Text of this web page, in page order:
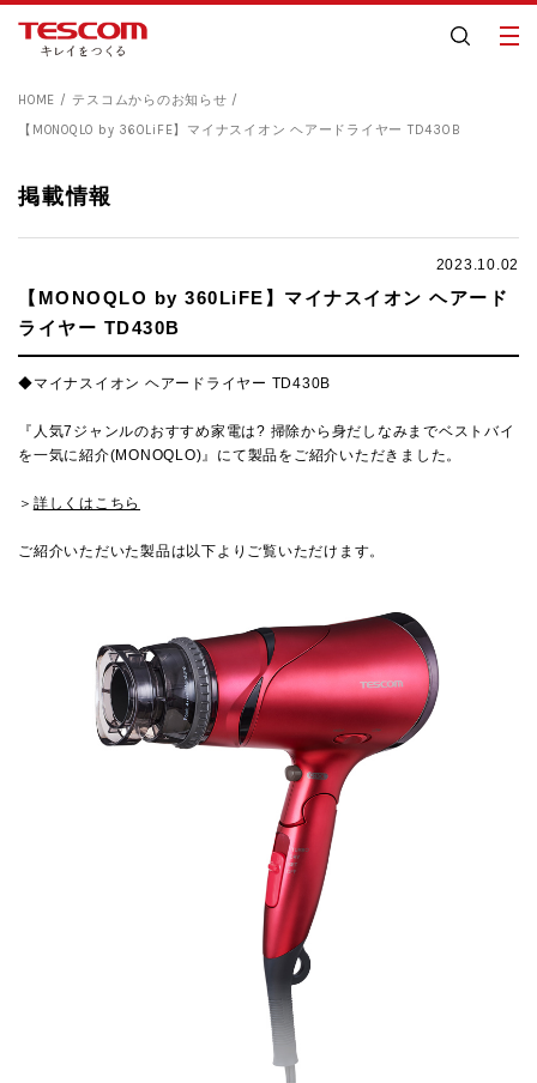
HOME
テスコムからのお知らせ
【MONOQLO by 360LiFE】マイナスイオン ヘアードライヤー TD430B
掲載情報
2023.10.02
【MONOQLO by 360LiFE】マイナスイオン ヘアード
ライヤー TD430B
◆マイナスイオン ヘアードライヤー TD430B
『 人気7ジャンルのおすすめ家電は? 掃除から身だしなみまでベストバイ
を一気に紹介(MONOQLO)』にて製品をご紹介いただきました。
＞ 詳しくはこちら
ご紹介いただいた製品は以下よりご覧いただけます。